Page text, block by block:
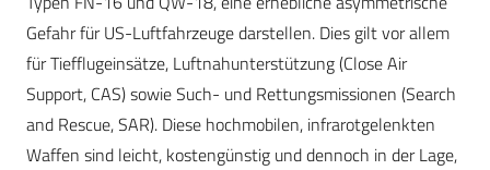
Gefahr für US-Luftfahrzeuge darstellen. Dies gilt vor allem
für Tiefflugeinsätze, Luftnahunterstützung (Close Air
Support, CAS) sowie Such- und Rettungsmissionen (Search
and Rescue, SAR). Diese hochmobilen, infrarotgelenkten
Waffen sind leicht, kostengünstig und dennoch in der Lage,